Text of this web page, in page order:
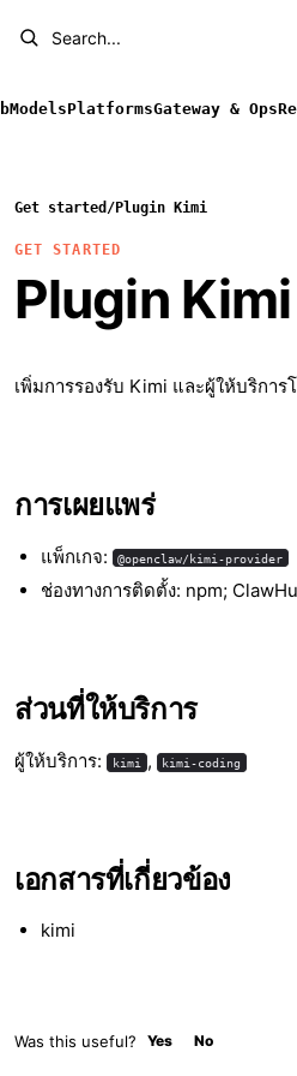
Search...
ModelsPlatformsGateway & Ops
Get started /Plugin Kimi
GET STARTED
Plugin Kimi
เพิ่มการรองรับ Kimi และผู้ให้บริกา
การเผยแพร่
แพ็กเกจ: @openclaw/kimi-provider
ช่องทางการติดตั้ง: npm;
ส่วนที่ให้บริการ
ผู้ให้บริการ: kimi , kimi-coding
เอกสารที่เกี่ยวข้อง
kimi
Was this useful? Yes No